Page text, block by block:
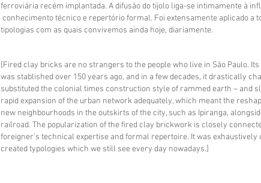
ferroviária recém implantada. A difusão do tijolo liga-se intimamente à
conhecimento técnico e repertório formal. Foi extensamente aplicado a
tipologias com as quais convivemos ainda hoje, diariamente.
[Fired clay bricks are no strangers to the people who live in São Paulo.
was stablished over 150 years ago, and in a few decades, it drastically
substituted the colonial times construction style of rammed earth – and
rapid expansion of the urban network adequately, which meant the
new neighbourhoods in the outskirts of the city, such as Ipiranga,
railroad. The popularization of the fired clay brickwork is closely
foreigner’s technical expertise and formal repertoire. It was exhaustively
created typologies which we still see every day nowadays.]